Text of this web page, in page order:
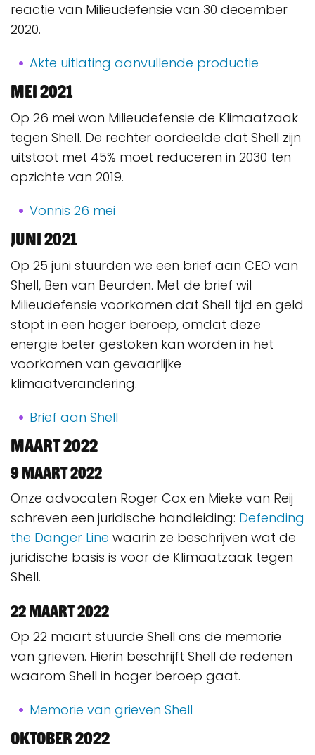
reactie van Milieudefensie van 30 december
2020.
Akte uitlating aanvullende productie
Mei 2021
Op 26 mei won Milieudefensie de Klimaatzaak
tegen Shell. De rechter oordeelde dat Shell zijn
uitstoot met 45% moet reduceren in 2030 ten
opzichte van 2019.
Vonnis 26 mei
Juni 2021
Op 25 juni stuurden we een brief aan CEO van
Shell, Ben van Beurden. Met de brief wil
Milieudefensie voorkomen dat Shell tijd en geld
stopt in een hoger beroep, omdat deze
energie beter gestoken kan worden in het
voorkomen van gevaarlijke
klimaatverandering.
Brief aan Shell
Maart 2022
9 maart 2022
Onze advocaten Roger Cox en Mieke van Reij
schreven een juridische handleiding: Defending
the Danger Line waarin ze beschrijven wat de
juridische basis is voor de Klimaatzaak tegen
Shell.
22 maart 2022
Op 22 maart stuurde Shell ons de memorie
van grieven. Hierin beschrijft Shell de redenen
waarom Shell in hoger beroep gaat.
Memorie van grieven Shell
Oktober 2022